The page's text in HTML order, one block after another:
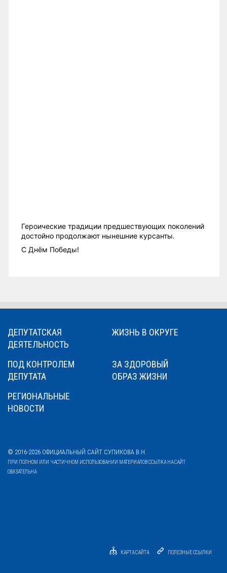
Героические традиции предшествующих поколений
достойно продолжают нынешние курсанты.
С Днём Победы!
ДЕПУТАТСКАЯ
ДЕЯТЕЛЬНОСТЬ
ЖИЗНЬ В ОКРУГЕ
ПОД КОНТРОЛЕМ
ДЕПУТАТА
ЗА ЗДОРОВЫЙ
ОБРАЗ ЖИЗНИ
РЕГИОНАЛЬНЫЕ
НОВОСТИ
© 2016-2026 ОФИЦИАЛЬНЫЙ САЙТ СУПИКОВА В.Н.
ПРИ ПОЛНОМ ИЛИ ЧАСТИЧНОМ ИСПОЛЬЗОВАНИИ МАТЕРИАЛОВ ССЫЛКА НА САЙТ
ОБЯЗАТЕЛЬНА
КАРТА САЙТА ПОЛЕЗНЫЕ ССЫЛКИ